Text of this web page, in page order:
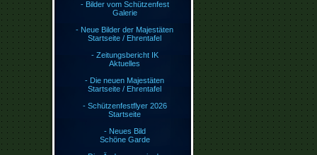
- Bilder vom Schützenfest
Galerie
- Neue Bilder der Majestäten
Startseite / Ehrentafel
- Zeitungsbericht IK
Aktuelles
- Die neuen Majestäten
Startseite / Ehrentafel
- Schützenfestflyer 2026
Startseite
- Neues Bild
Schöne Garde